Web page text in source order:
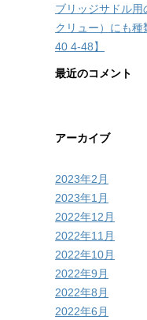
ブリッジサドル用
クリュー）にも
40 4-48】
最近のコメント
アーカイブ
2023年2月
2023年1月
2022年12月
2022年11月
2022年10月
2022年9月
2022年8月
2022年6月